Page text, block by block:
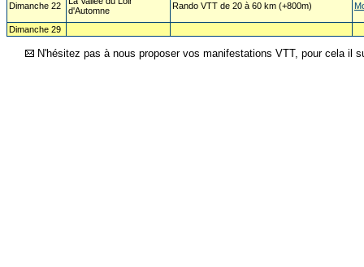
Dimanche 22
d'Automne
Rando VTT de 20 à 60 km (+800m)
Dimanche 29
N'hésitez pas à nous proposer vos manifestations VTT, pour cela il